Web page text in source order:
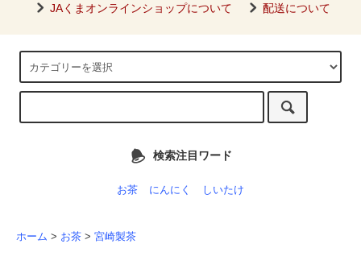
JAくまオンラインショップについて 配送について
検索注目ワード
お茶 にんにく しいたけ
ホーム > お茶 > 宮崎製茶